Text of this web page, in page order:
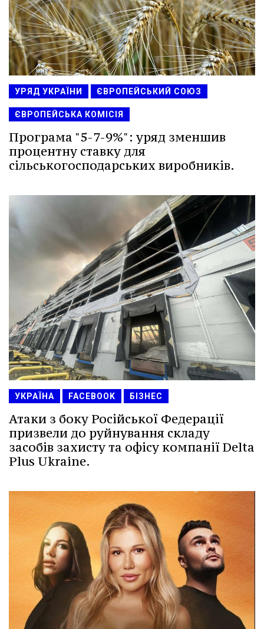
УРЯД УКРАЇНИ ЄВРОПЕЙСЬКИЙ СОЮЗ
ЄВРОПЕЙСЬКА КОМІСІЯ
Програма "5-7-9%": уряд зменшив
процентну ставку для
сільськогосподарських виробників.
УКРАЇНА FACEBOOK БІЗНЕС
Атаки з боку Російської Федерації
призвели до руйнування складу
засобів захисту та офісу компанії Delta
Plus Ukraine.